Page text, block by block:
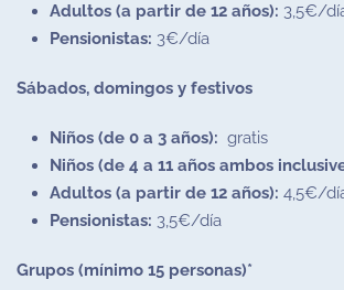
Adultos (a partir de 12 años): 3,5€/
Pensionistas: 3€/día
Sábados, domingos y festivos
Niños (de 0 a 3 años): gratis
Niños (de 4 a 11 años ambos
Adultos (a partir de 12 años): 4,5€/
Pensionistas: 3,5€/día
Grupos (mínimo 15 personas)*